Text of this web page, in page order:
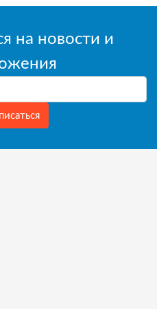
на новости и